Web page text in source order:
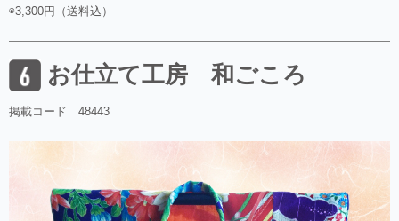
◉3,300円（送料込）
お仕立て工房 和ごころ
掲載コード 48443